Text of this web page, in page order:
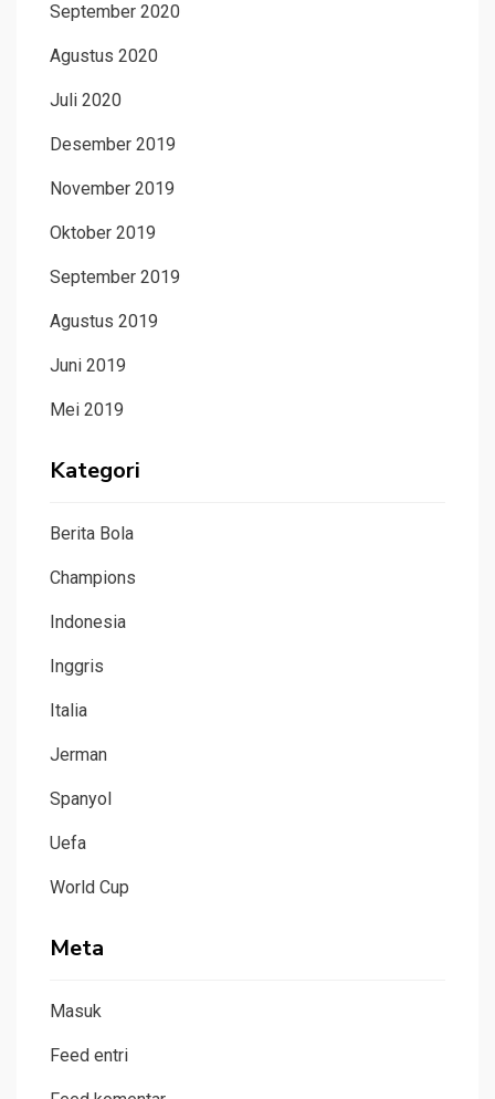
September 2020
Agustus 2020
Juli 2020
Desember 2019
November 2019
Oktober 2019
September 2019
Agustus 2019
Juni 2019
Mei 2019
Kategori
Berita Bola
Champions
Indonesia
Inggris
Italia
Jerman
Spanyol
Uefa
World Cup
Meta
Masuk
Feed entri